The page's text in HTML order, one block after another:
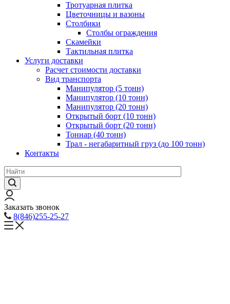
Тротуарная плитка
Цветочницы и вазоны
Столбики
Столбы ограждения
Скамейки
Тактильная плитка
Услуги доставки
Расчет стоимости доставки
Вид транспорта
Манипулятор (5 тонн)
Манипулятор (10 тонн)
Манипулятор (20 тонн)
Открытый борт (10 тонн)
Открытый борт (20 тонн)
Тоннар (40 тонн)
Трал - негабаритный груз (до 100 тонн)
Контакты
Заказать звонок
8(846)255-25-27